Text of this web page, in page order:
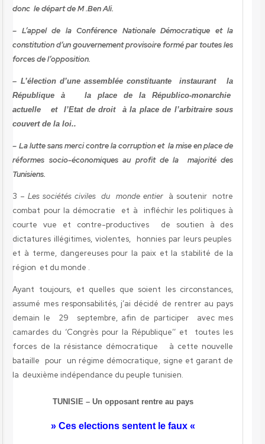
donc le départ de M .Ben Ali.
– L’appel de la Conférence Nationale Démocratique et la
constitution d’un gouvernement provisoire formé par toutes les
forces de l’opposition.
– L’élection d’une assemblée constituante instaurant la
République à la place de la Républico-monarchie
actuelle et l’Etat de droit à la place de l’arbitraire sous
couvert de la loi..
– La lutte sans merci contre la corruption et la mise en place de
réformes socio-économiques au profit de la majorité des
Tunisiens.
3 –Les sociétés civiles du monde entier à soutenir notre
combat pour la démocratie et à infléchir les politiques à
courte vue et contre-productives de soutien à des
dictatures illégitimes, violentes, honnies par leurs peuples
et à terme, dangereuses pour la paix et la stabilité de la
région et du monde .
Ayant toujours, et quelles que soient les circonstances,
assumé mes responsabilités, j’ai décidé de rentrer au pays
demain le 29 septembre, afin de participer avec mes
camardes du ‘Congrès pour la République’’ et toutes les
forces de la résistance démocratique à cette nouvelle
bataille pour un régime démocratique, signe et garant de
la deuxième indépendance du peuple tunisien.
TUNISIE – Un opposant rentre au pays
» Ces elections sentent le faux «